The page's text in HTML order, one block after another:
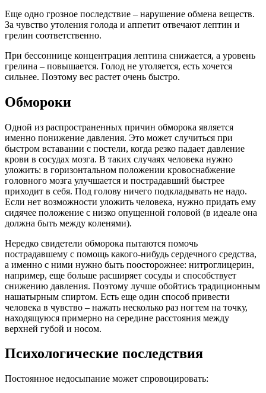
Еще одно грозное последствие – нарушение обмена веществ.
За чувство утоления голода и аппетит отвечают лептин и
грелин соответственно.
При бессоннице концентрация лептина снижается, а уровень
грелина – повышается. Голод не утоляется, есть хочется
сильнее. Поэтому вес растет очень быстро.
Обмороки
Одной из распространенных причин обморока является
именно понижение давления. Это может случиться при
быстром вставании с постели, когда резко падает давление
крови в сосудах мозга. В таких случаях человека нужно
уложить: в горизонтальном положении кровоснабжение
головного мозга улучшается и пострадавший быстрее
приходит в себя. Под голову ничего подкладывать не надо.
Если нет возможности уложить человека, нужно придать ему
сидячее положение с низко опущенной головой (в идеале она
должна быть между коленями).
Нередко свидетели обморока пытаются помочь
пострадавшему с помощь какого-нибудь сердечного средства,
а именно с ними нужно быть поосторожнее: нитроглицерин,
например, еще больше расширяет сосуды и способствует
снижению давления. Поэтому лучше обойтись традиционным
нашатырным спиртом. Есть еще один способ привести
человека в чувство – нажать несколько раз ногтем на точку,
находящуюся примерно на середине расстояния между
верхней губой и носом.
Психологические последствия
Постоянное недосыпание может спровоцировать: